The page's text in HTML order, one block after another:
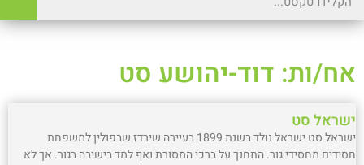
אח/ות: דוד-יהושע סט
ישראל סט
ישראל סט ישראל נולד בשנת 1899 בעיירה שירדז שבפולין למשפחת
חסידים מחסידי גור. התחנך על ברכי המסורת ואף למד בישיבה בגור. אך לא